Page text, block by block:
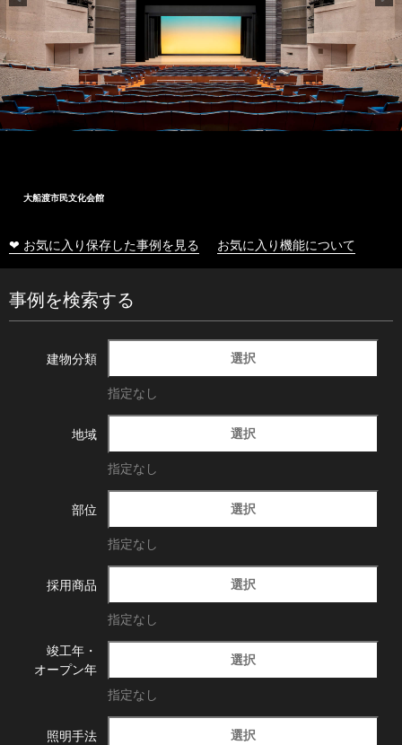
大船渡市民文化会館
❤ お気に入り保存した事例を見る お気に入り機能について
事例を検索する
建物分類 選択
指定なし
地域 選択
指定なし
部位 選択
指定なし
採用商品 選択
指定なし
竣工年・
オープン年
選択
指定なし
照明手法 選択